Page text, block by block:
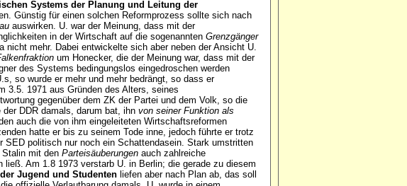
Systems der Planung und Leitung der
Günstig für einen solchen Reformprozess sollte sich nach
auswirken. U. war der Meinung, dass mit der
in der Wirtschaft auf die sogenanntenGrenzgänger
nicht mehr. Dabei entwickelte sich aber neben der Ansicht U.
um Honecker, die der Meinung war, dass mit der
des Systems bedingungslos eingedroschen werden
so wurde er mehr und mehr bedrängt, so dass er
3.5. 1971 aus Gründen des Alters, seines
gegenüber dem ZK der Partei und dem Volk, so die
der DDR damals, darum bat, ihnvon seiner Funktion als
auch die von ihm eingeleiteten Wirtschaftsreformen
hatte er bis zu seinem Tode inne, jedoch führte er trotz
SED politisch nur noch ein Schattendasein. Stark umstritten
Stalin mit denParteisäuberungen auch zahlreiche
ließ. Am 1.8 1973 verstarb U. in Berlin; die gerade zu diesem
Jugend und Studenten liefen aber nach Plan ab, das soll